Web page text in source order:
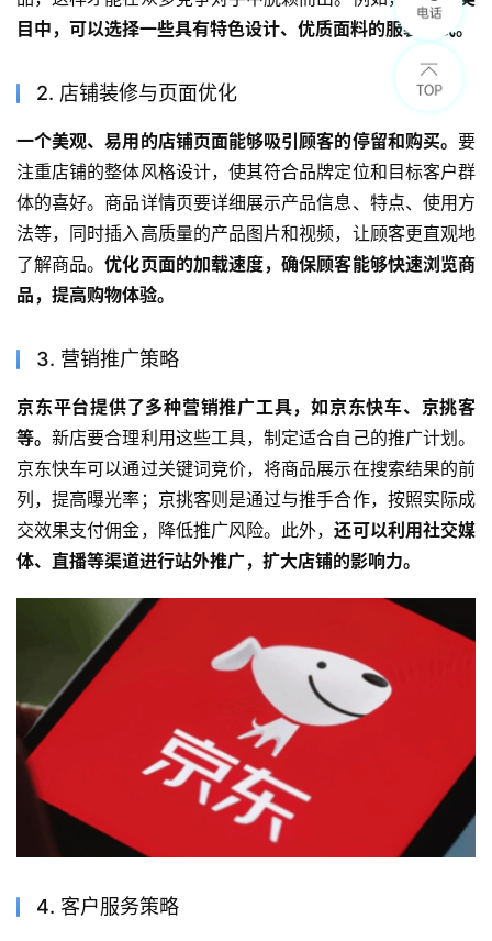
目中，可以选择一些具有特色设计、优质面料的服装款式。
2. 店铺装修与页面优化
一个美观、易用的店铺页面能够吸引顾客的停留和购买。 要
注重店铺的整体风格设计，使其符合品牌定位和目标客户群
体的喜好。商品详情页要详细展示产品信息、特点、使用方
法等，同时插入高质量的产品图片和视频，让顾客更直观地
了解商品。优化页面的加载速度，确保顾客能够快速浏览商
品，提高购物体验。
3. 营销推广策略
京东平台提供了多种营销推广工具，如京东快车、京挑客
等。新店要合理利用这些工具，制定适合自己的推广计划。
京东快车可以通过关键词竞价，将商品展示在搜索结果的前
列，提高曝光率；京挑客则是通过与推手合作，按照实际成
交效果支付佣金，降低推广风险。此外，还可以利用社交媒
体、直播等渠道进行站外推广，扩大店铺的影响力。
4. 客户服务策略